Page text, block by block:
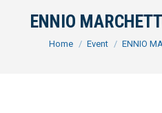
ENNIO
You are here:
Home Event ENNIO